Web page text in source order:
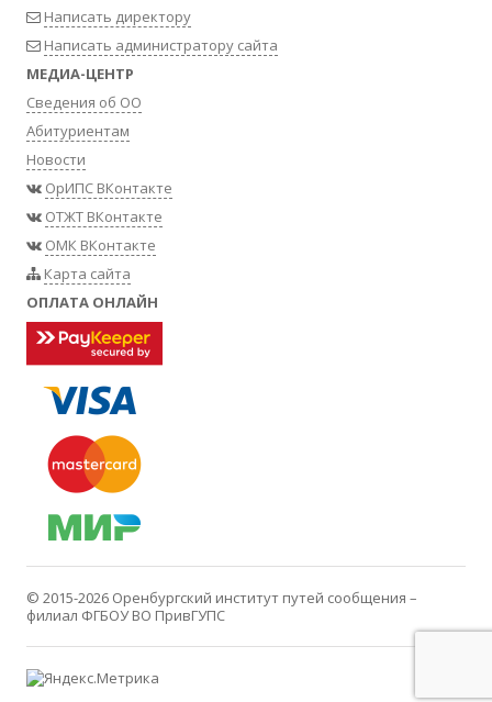
Написать директору
Написать администратору сайта
МЕДИА-ЦЕНТР
Сведения об ОО
Абитуриентам
Новости
ОрИПС ВКонтакте
ОТЖТ ВКонтакте
ОМК ВКонтакте
Карта сайта
ОПЛАТА ОНЛАЙН
© 2015-2026 Оренбургский институт путей сообщения –
филиал ФГБОУ ВО ПривГУПС